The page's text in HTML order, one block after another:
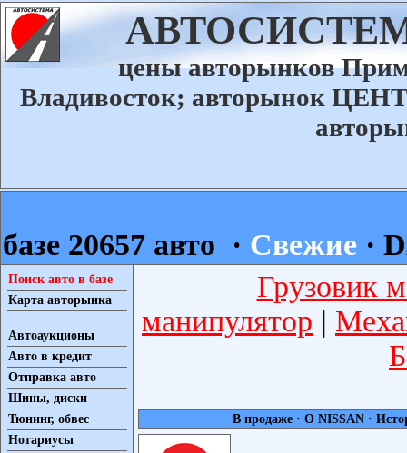
цены авторынков
Владивосток; авторынок
базе 20657 авто · Свежие ·
Поиск авто в базе
Карта авторынка
Автоаукционы
Авто в кредит
Отправка авто
Шины, диски
Тюнинг, обвес
Нотариусы
Грузовик
манипулятор |
В продаже · О NISSAN ·